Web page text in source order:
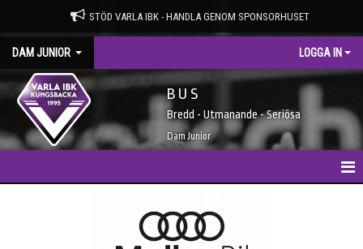
STÖD VARLA IBK - HANDLA GENOM SPONSORHUSET
DAM JUNIOR LOGGA IN
B U S
Bredd - Utmanande - Seriösa
Dam Junior